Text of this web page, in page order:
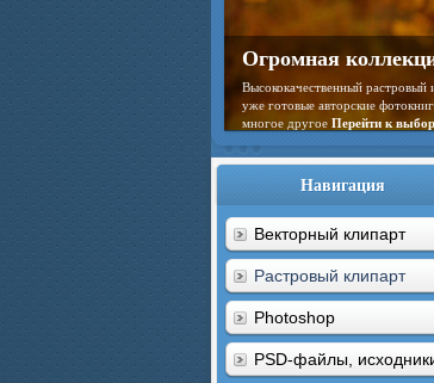
Огромная
Высококачественный
уже готовые авторские
многое другое Перейти к
Навигация
Векторный клипарт
Растровый клипарт
Photoshop
PSD-файлы,